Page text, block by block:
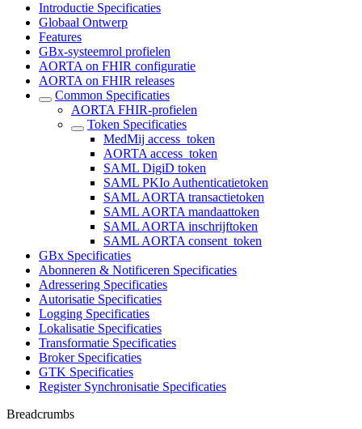
Introductie Specificaties
Globaal Ontwerp
Features
GBx-systeemrol profielen
AORTA on FHIR configuratie
AORTA on FHIR releases
Common Specificaties
AORTA FHIR-profielen
Token Specificaties
MedMij access_token
AORTA access_token
SAML DigiD token
SAML PKIo Authenticatietoken
SAML AORTA transactietoken
SAML AORTA mandaattoken
SAML AORTA inschrijftoken
SAML AORTA consent_token
GBx Specificaties
Abonneren & Notificeren Specificaties
Adressering Specificaties
Autorisatie Specificaties
Logging Specificaties
Lokalisatie Specificaties
Transformatie Specificaties
Broker Specificaties
GTK Specificaties
Register Synchronisatie Specificaties
Breadcrumbs